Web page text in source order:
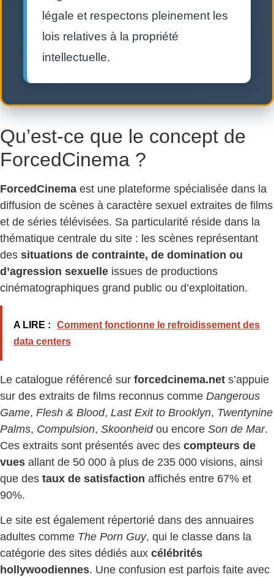
légale et respectons pleinement les
lois relatives à la propriété
intellectuelle.
Qu’est-ce que le concept de
ForcedCinema ?
ForcedCinema est une plateforme spécialisée dans la
diffusion de scènes à caractère sexuel extraites de films
et de séries télévisées. Sa particularité réside dans la
thématique centrale du site : les scènes représentant
des situations de contrainte, de domination ou
d’agression sexuelle issues de productions
cinématographiques grand public ou d’exploitation.
A LIRE :
Comment fonctionne le refroidissement des
data centers
Le catalogue référencé sur forcedcinema.net s’appuie
sur des extraits de films reconnus comme Dangerous
Game, Flesh & Blood, Last Exit to Brooklyn, Twentynine
Palms, Compulsion, Skoonheidou encore Son de Mar.
Ces extraits sont présentés avec des compteurs de
vues allant de 50 000 à plus de 235 000 visions, ainsi
que des taux de satisfaction affichés entre 67% et
90%.
Le site est également répertorié dans des annuaires
adultes comme The Porn Guy, qui le classe dans la
catégorie des sites dédiés aux célébrités
hollywoodiennes. Une confusion est parfois faite avec